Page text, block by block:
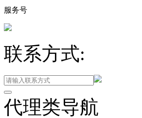
服务号
联系方式:
代理类导航